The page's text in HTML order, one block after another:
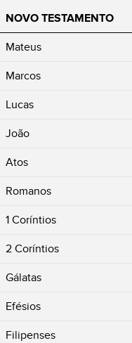
NOVO TESTAMENTO
Mateus
Marcos
Lucas
João
Atos
Romanos
1 Coríntios
2 Coríntios
Gálatas
Efésios
Filipenses